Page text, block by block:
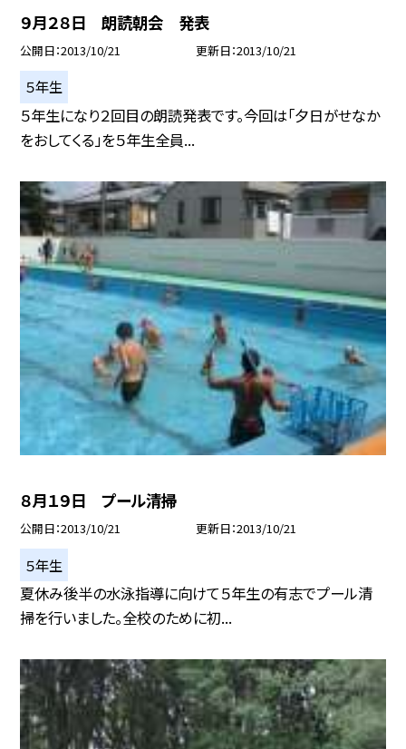
９月２８日 朗読朝会 発表
公開日 2013/10/21 更新日 2013/10/21
５年生
５年生になり２回目の朗読発表です。今回は「夕日がせなか
をおしてくる」を５年生全員...
８月１９日 プール清掃
公開日 2013/10/21 更新日 2013/10/21
５年生
夏休み後半の水泳指導に向けて５年生の有志でプール清
掃を行いました。全校のために初...